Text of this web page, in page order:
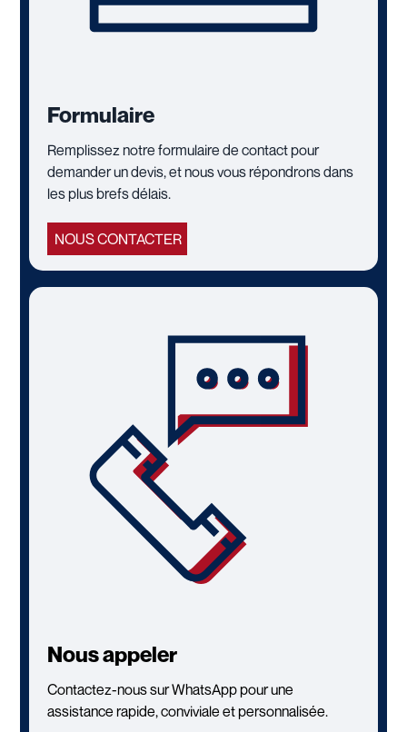
Formulaire
Remplissez notre formulaire de contact pour
demander un devis, et nous vous répondrons dans
les plus brefs délais.
NOUS CONTACTER
Nous appeler
Contactez-nous sur WhatsApp pour une
assistance rapide, conviviale et personnalisée.